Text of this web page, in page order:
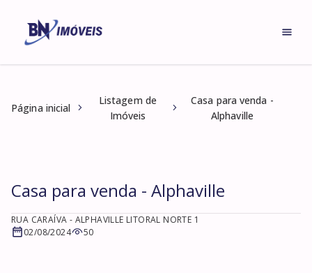
Página inicial
Listagem de
Imóveis
Casa para venda -
Alphaville
Casa para venda - Alphaville
RUA CARAÍVA - ALPHAVILLE LITORAL NORTE 1
02/08/2024
50